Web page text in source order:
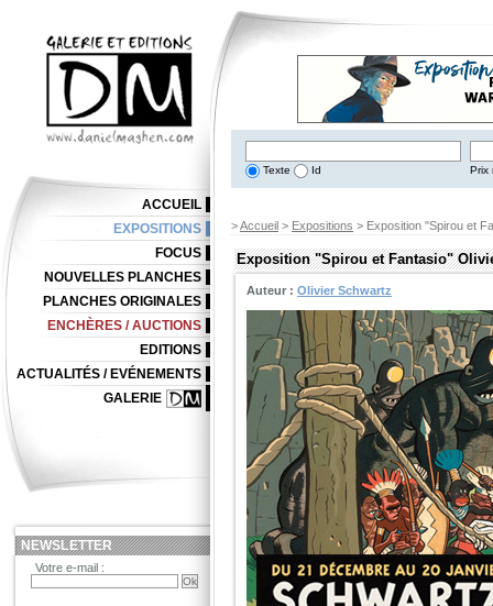
Texte Id Prix
>Accueil > Expositions > Exposition "Spirou et
Exposition "Spirou et Fantasio"
Auteur : Olivier Schwartz
ACCUEIL
EXPOSITIONS
FOCUS
NOUVELLES PLANCHES
PLANCHES ORIGINALES
ENCHÈRES / AUCTIONS
EDITIONS
ACTUALITÉS / EVÉNEMENTS
GALERIE
NEWSLETTER
Votre e-mail :